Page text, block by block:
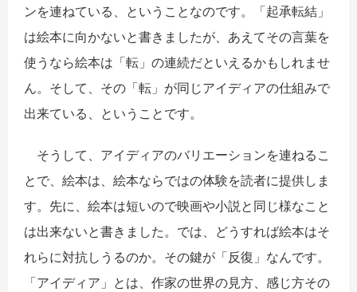
ンを連ねている、ということなのです。「起承転結」
は絵本に向かないと書きましたが、あえてその言葉を
使うなら絵本は「転」の連続だといえるかもしれませ
ん。そして、その「転」が同じアイディアの仕組みで
出来ている、ということです。
そうして、アイディアのバリエーションを連ねるこ
とで、絵本は、絵本ならではの体験を読者に提供しま
す。先に、絵本は短いので映画や小説と同じ様なこと
は出来ないと書きました。では、どうすれば絵本はそ
れらに対抗しうるのか。その鍵が「反復」なんです。
「アイディア」とは、作家の世界の見方、感じ方その